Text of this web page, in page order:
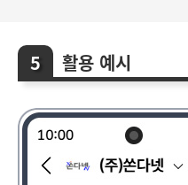
활용 예시